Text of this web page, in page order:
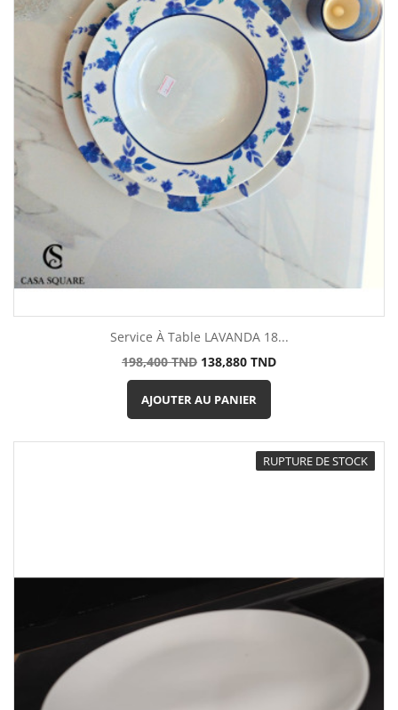
Service À Table LAVANDA 18...
Prix
de
base
198,400 TND Prix
138,880 TND
AJOUTER AU PANIER
-20,46%
RUPTURE DE STOCK